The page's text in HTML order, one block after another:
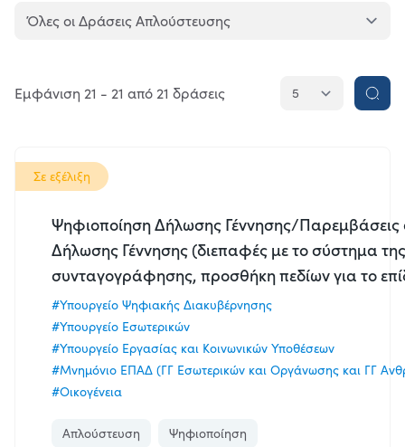
Κατάσταση
Όλες
Αποδέκτες
Πολίτες
Επιχειρήσεις
Δημόσιο
Όλοι
Ενέργειες
Εμφάνιση 21 - 21 από 21 δράσεις
Σε εξέλιξη
Ψηφιοποίηση Δήλωσης Γέννησης/
Δήλωσης Γέννησης (διεπαφές με το σύστημα της
συνταγογράφησης, προσθήκη πεδίων για το
#Οικογένεια
#Μνημόνιο ΕΠΑΔ (ΓΓ Εσωτερικών και Οργάνωσης και ΓΓ
#Υπουργείο Εργασίας και Κοινωνικών Υποθέσεων
#Υπουργείο Εσωτερικών
#Υπουργείο Ψηφιακής Διακυβέρνησης
Απλούστευση Ψηφιοποίηση